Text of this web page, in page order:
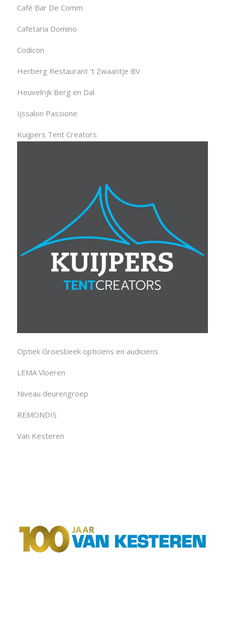
Café Bar De Comm
Cafetaria Domino
Codicon
Herberg Restaurant ’t Zwaantje BV
Heuvelrijk Berg en Dal
Ijssalon Passione
Kuijpers Tent Creators
Optiek Groesbeek opticiens en audiciens
LEMA Vloeren
Niveau deurengroep
REMONDIS
Van Kesteren